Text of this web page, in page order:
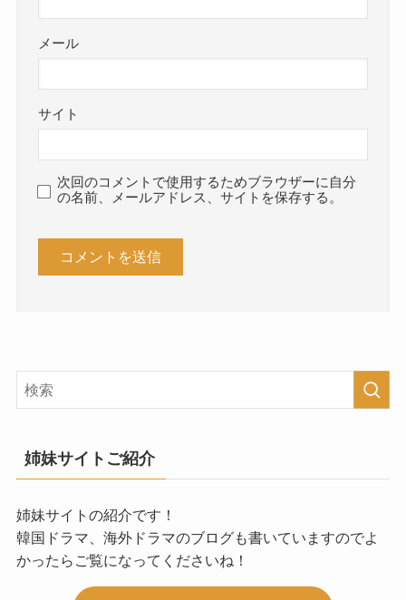
メール
サイト
次回のコメントで使用するためブラウザーに自分
の名前、メールアドレス、サイトを保存する。
姉妹サイトご紹介
姉妹サイトの紹介です！
韓国ドラマ、海外ドラマのブログも書いていますのでよ
かったらご覧になってくださいね！